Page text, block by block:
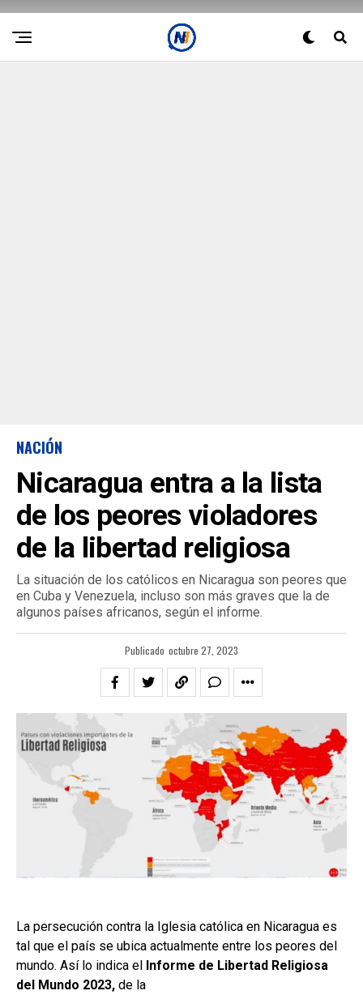
NACIÓN
Nicaragua entra a la lista
de los peores violadores
de la libertad religiosa
La situación de los católicos en Nicaragua son peores que
en Cuba y Venezuela, incluso son más graves que la de
algunos países africanos, según el informe.
Publicado octubre 27, 2023
La persecución contra la Iglesia católica en Nicaragua es
tal que el país se ubica actualmente entre los peores del
mundo. Así lo indica el Informe de Libertad Religiosa
del Mundo 2023, de la